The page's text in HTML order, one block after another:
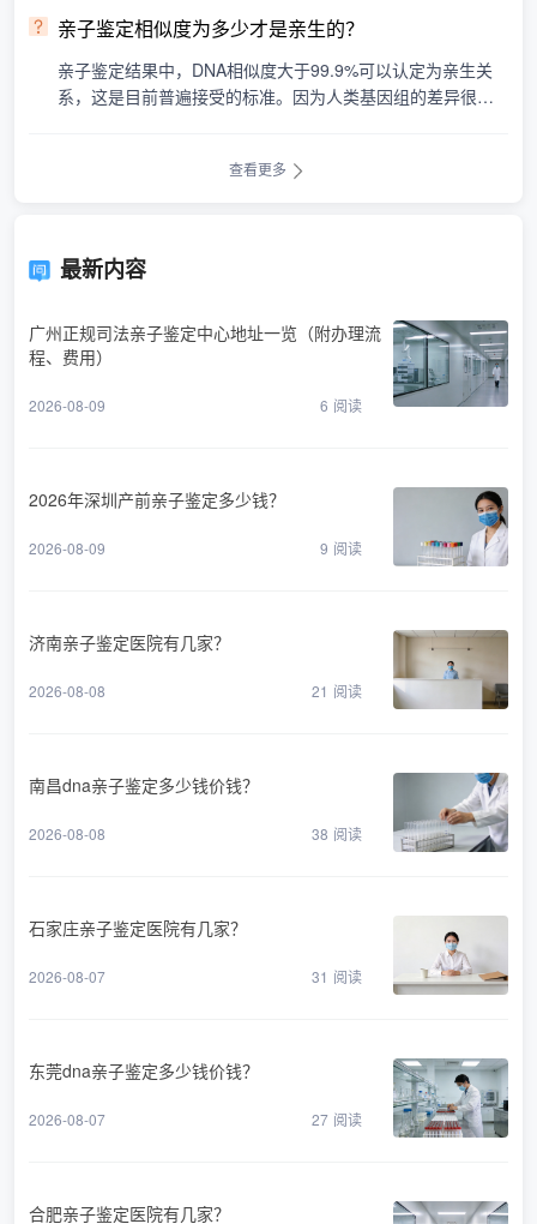
亲子鉴定相似度为多少才是亲生的？
亲子鉴定结果中，DNA相似度大于99.9%可以认定为亲生关
系，这是目前普遍接受的标准。因为人类基因组的差异很
查看更多
最新内容
广州正规司法亲子鉴定中心地址一览（附办理流
程、费用）
2026-08-09 6 阅读
2026年深圳产前亲子鉴定多少钱？
2026-08-09 9 阅读
济南亲子鉴定医院有几家？
2026-08-08 21 阅读
南昌dna亲子鉴定多少钱价钱？
2026-08-08 38 阅读
石家庄亲子鉴定医院有几家？
2026-08-07 31 阅读
东莞dna亲子鉴定多少钱价钱？
2026-08-07 27 阅读
合肥亲子鉴定医院有几家？